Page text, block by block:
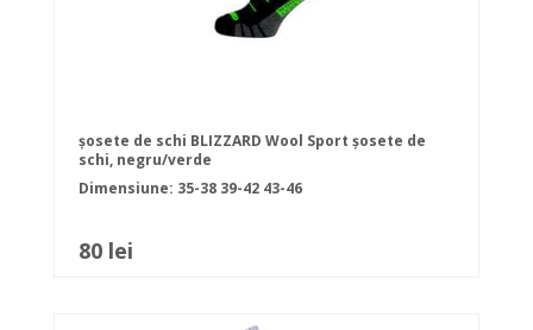
șosete de schi BLIZZARD Wool Sport șosete de
schi, negru/verde
Dimensiune: 35-38 39-42 43-46
80 lei